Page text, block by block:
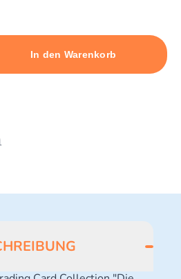
quantity: 3
In den Warenkorb